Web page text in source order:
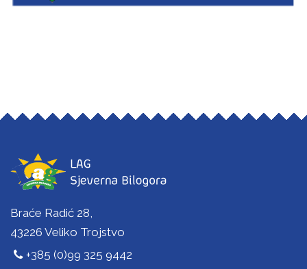
Braće Radić 28,
43226 Veliko Trojstvo
+385 (0)99 325 9442